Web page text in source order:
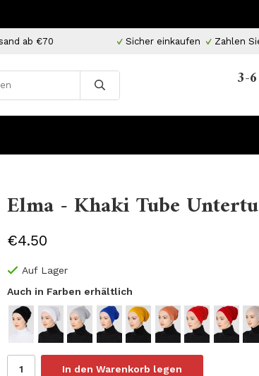
ab €70 Sicher einkaufen Zahlen
3-
Elma - Khaki Tube
€4.50
Auf Lager
Auch in Farben erhältlich
In den Warenkorb legen